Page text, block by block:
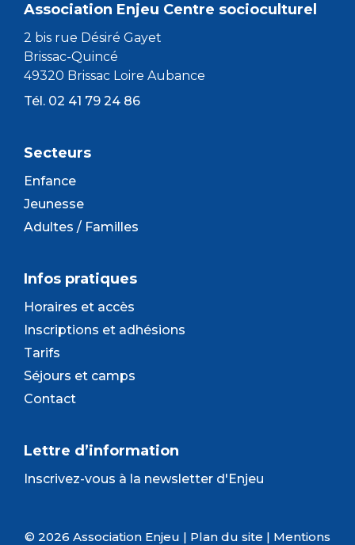
Association Enjeu Centre socioculturel
2 bis rue Désiré Gayet
Brissac-Quincé
49320 Brissac Loire Aubance
Tél. 02 41 79 24 86
Secteurs
Enfance
Jeunesse
Adultes / Familles
Infos pratiques
Horaires et accès
Inscriptions et adhésions
Tarifs
Séjours et camps
Contact
Lettre d’information
Inscrivez-vous à la newsletter d'Enjeu
© 2026 Association Enjeu | Plan du site | Mentions